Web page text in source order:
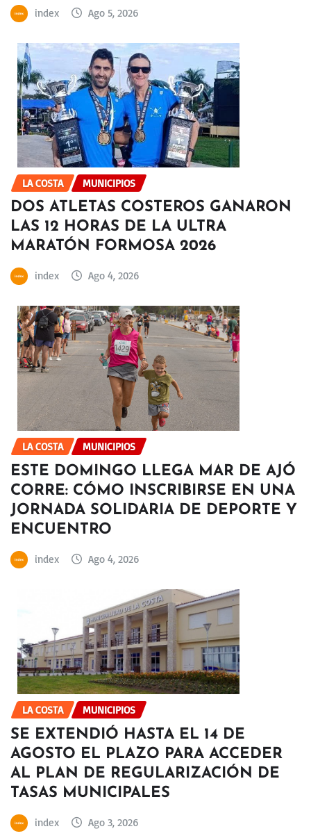
index Ago 5, 2026
LA COSTA MUNICIPIOS
DOS ATLETAS COSTEROS GANARON
LAS 12 HORAS DE LA ULTRA
MARATÓN FORMOSA 2026
index Ago 4, 2026
LA COSTA MUNICIPIOS
ESTE DOMINGO LLEGA MAR DE AJÓ
CORRE: CÓMO INSCRIBIRSE EN UNA
JORNADA SOLIDARIA DE DEPORTE Y
ENCUENTRO
index Ago 4, 2026
LA COSTA MUNICIPIOS
SE EXTENDIÓ HASTA EL 14 DE
AGOSTO EL PLAZO PARA ACCEDER
AL PLAN DE REGULARIZACIÓN DE
TASAS MUNICIPALES
index Ago 3, 2026